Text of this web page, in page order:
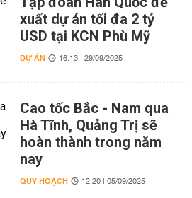
xuất dự án tối đa 2 tỷ
USD tại KCN Phù Mỹ
DỰ ÁN 16:13 | 29/09/2025
Cao tốc Bắc - Nam qua
Hà Tĩnh, Quảng Trị sẽ
hoàn thành trong năm
nay
QUY HOẠCH 12:20 | 05/09/2025